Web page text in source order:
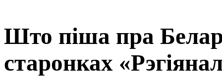
Што піша пра
старонках